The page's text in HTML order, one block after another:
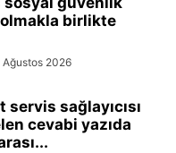
birlikte
Ağustos 2026
sağlayıcısı
cevabi yazıda